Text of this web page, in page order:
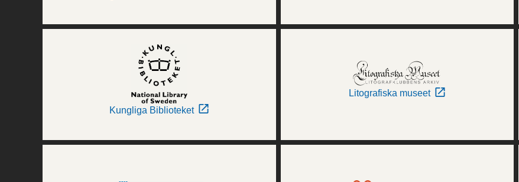
Kungliga Biblioteket
Litografiska museet